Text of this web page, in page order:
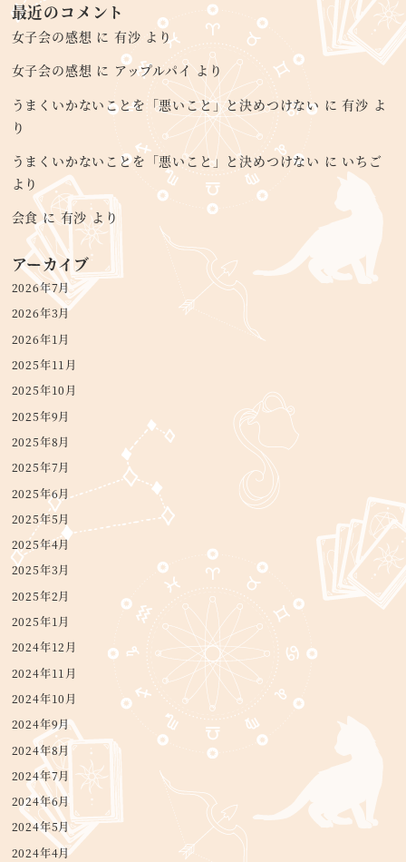
最近のコメント
女子会の感想 に 有沙 より
女子会の感想 に アップルパイ より
うまくいかないことを「悪いこと」と決めつけない に有沙 よ
り
うまくいかないことを「悪いこと」と決めつけない に いちご
より
会食に 有沙 より
アーカイブ
2026年7月
2026年3月
2026年1月
2025年11月
2025年10月
2025年9月
2025年8月
2025年7月
2025年6月
2025年5月
2025年4月
2025年3月
2025年2月
2025年1月
2024年12月
2024年11月
2024年10月
2024年9月
2024年8月
2024年7月
2024年6月
2024年5月
2024年4月